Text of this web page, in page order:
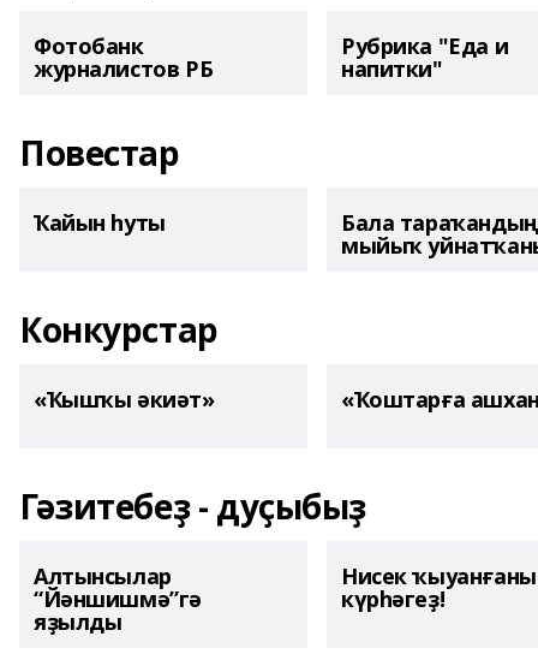
Фотобанк
журналистов РБ
Рубрика "Еда и
напитки"
Повестар
Ҡайын һуты Бала тараҡандың
мыйыҡ
Конкурстар
«Ҡышҡы әкиәт» «Ҡоштарға
Гәзитебеҙ - дуҫыбыҙ
Алтынсылар
“Йәншишмә”гә
яҙылды
Нисек
күрһәгеҙ!